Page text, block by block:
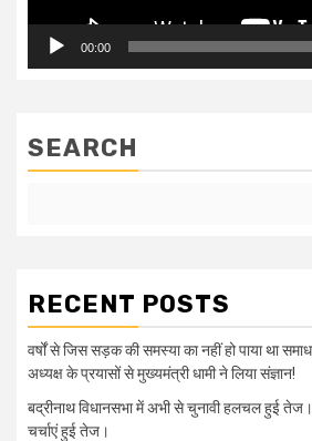
00:00
SEARCH
RECENT POSTS
वर्षों से जिस सड़क की समस्या का नहीं हो पाया था
अध्यक्ष के प्रयासों से मुख्यमंत्री धामी ने लिया संज्ञान!
बद्रीनाथ विधानसभा में अभी से चुनावी हलचल हुई तेज।
चर्चाएं हुई तेज।